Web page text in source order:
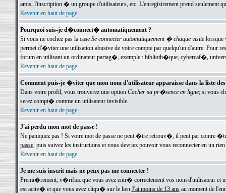
amis, l'inscription � un groupe d'utilisateurs, etc. L'enregistrement prend seulement
Revenir en haut de page
Pourquoi suis-je d�connect� automatiquement ?
Si vous ne cochez pas la case Se connecter automatiquement � chaque visitelorsque
permet d'�viter une utilisation abusive de votre compte par quelqu'un d'autre. Pour
forum en utilisant un ordinateur partag�, exemple : biblioth�que, cybercaf�,
Revenir en haut de page
Comment puis-je �viter que mon nom d'utilisateur apparaisse dans la liste
Dans votre profil, vous trouverez une option Cacher sa pr�sence en ligne; si vous
serez compt� comme un utilisateur invisible.
Revenir en haut de page
J'ai perdu mon mot de passe !
Ne paniquez pas ! Si votre mot de passe ne peut �tre retrouv�, il peut par contre
passe, puis suivez les instructions et vous devriez pouvoir vous reconnecter en un rien
Revenir en haut de page
Je me suis inscrit mais ne peux pas me connecter !
Premi�rement, v�rifiez que vous avez entr� correctement vos nom d'utilisateur
est activ� et que vous avez cliqu� sur le lien J'ai moins de 13 ansau moment de